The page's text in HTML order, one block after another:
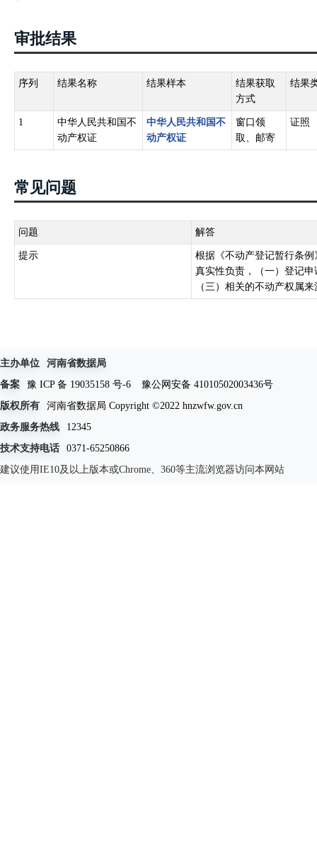
审批结果
序列 结果名称 结果样本
结果获取
方式
结果
1
中华人民共和国不
动产权证
中华人民共和国不
动产权证
窗口领
取、邮寄
证照
常见问题
问题 解答
提示
根据《不动产登记暂行条
真实性负责，（一）登记
（三）相关的不动产权属
主办单位
河南省数据局
备案
豫 ICP 备 19035158 号-6
豫公网安备 41010502003436号
版权所有
河南省数据局 Copyright ©2022 hnzwfw.gov.cn
政务服务热线
12345
技术支持电话
0371-65250866
建议使用IE10及以上版本或Chrome、360等主流浏览器访问本网站